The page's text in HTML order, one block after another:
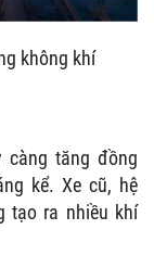
không khí
càng tăng đồng
kể. Xe cũ, hệ
tạo ra nhiều khí